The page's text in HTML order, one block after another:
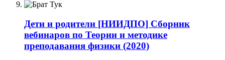
Дети и родители [НИИДПО] Сборник
вебинаров по Теории и методике
преподавания физики (2020)